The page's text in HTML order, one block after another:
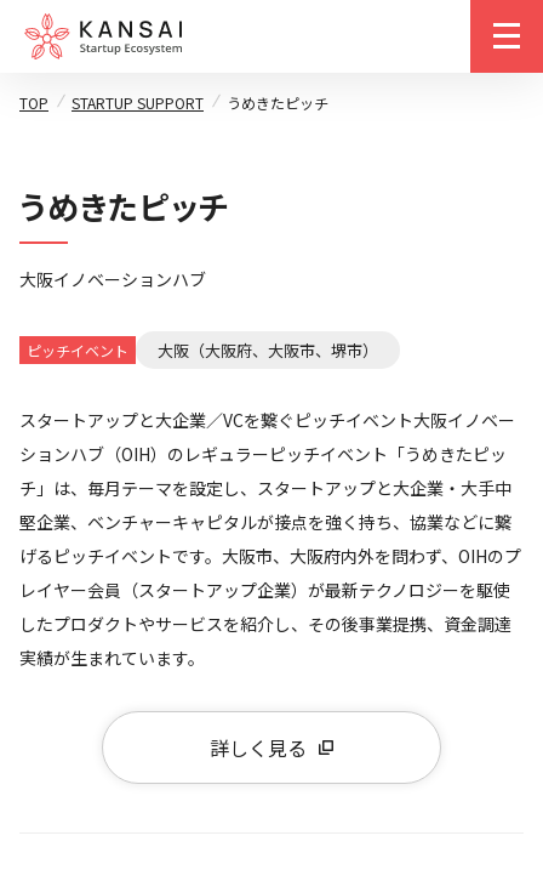
TOP STARTUP SUPPORT うめきたピッチ
うめきたピッチ
大阪イノベーションハブ
ピッチイベント 大阪（大阪府、大阪市、堺市）
スタートアップと大企業／VCを繋ぐピッチイベント大阪イノベー
ションハブ（OIH）のレギュラーピッチイベント「うめきたピッ
チ」は、毎月テーマを設定し、スタートアップと大企業・大手中
堅企業、ベンチャーキャピタルが接点を強く持ち、協業などに繋
げるピッチイベントです。大阪市、大阪府内外を問わず、OIHのプ
レイヤー会員（スタートアップ企業）が最新テクノロジーを駆使
したプロダクトやサービスを紹介し、その後事業提携、資金調達
実績が生まれています。
詳しく見る